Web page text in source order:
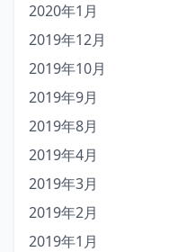
2020年1月
2019年12月
2019年10月
2019年9月
2019年8月
2019年4月
2019年3月
2019年2月
2019年1月